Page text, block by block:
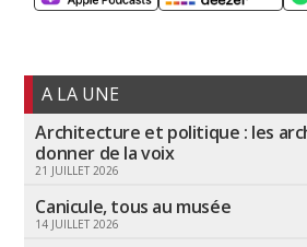
A LA UNE
Architecture et politique : les
donner de la voix
21 JUILLET 2026
Canicule, tous au musée
14 JUILLET 2026